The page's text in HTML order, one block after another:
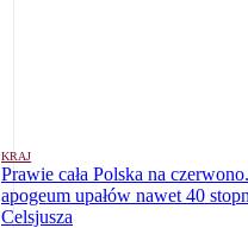
KRAJ
Prawie cała Polska na
apogeum upałów nawet 40
Celsjusza